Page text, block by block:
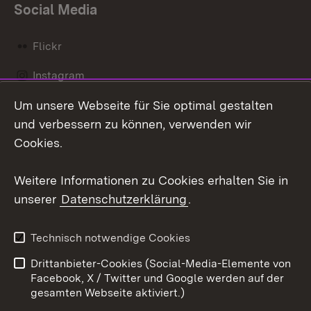
Social Media
Flickr
Instagram
Social Wall
Barrierefreiheit
Benutzungshinweise
Impressum
Cookies
Um unsere Webseite für Sie optimal gestalten
und verbessern zu können, verwenden wir
Cookies.
Weitere Informationen zu Cookies erhalten Sie in
unserer Datenschutzerklärung.
Technisch notwendige Cookies
Drittanbieter-Cookies (Social-Media-Elemente von
Facebook, X / Twitter und Google werden auf der
gesamten Webseite aktiviert.)